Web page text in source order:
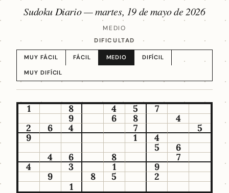
Sudoku Diario —martes, 19 de mayo de 2026
MEDIO
DIFICULTAD
MUY FÁCIL FÁCIL MEDIO DIFÍCIL
MUY DIFÍCIL
1 8 4 5
7
9
6 8
4
2
6 4 7
5
9
1
4
5
6
4
6 8
7
4
3 1
9
9
8 5
2
1